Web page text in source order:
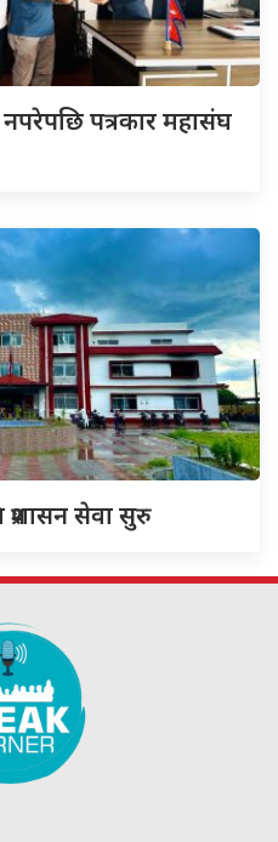
पत्रकार महासंघ
सेवा सुरु